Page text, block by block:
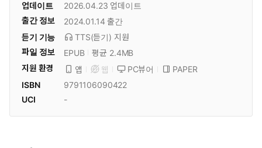
업데이트 2026.04.23 업데이트
출간 정보
2024.01.14 출간
듣기 기능
TTS(듣기) 지원
파일 정보
EPUB
평균 2.4MB
지원 환경
앱 웹 PC뷰어
PAPER
ISBN
9791106090422
UCI
-